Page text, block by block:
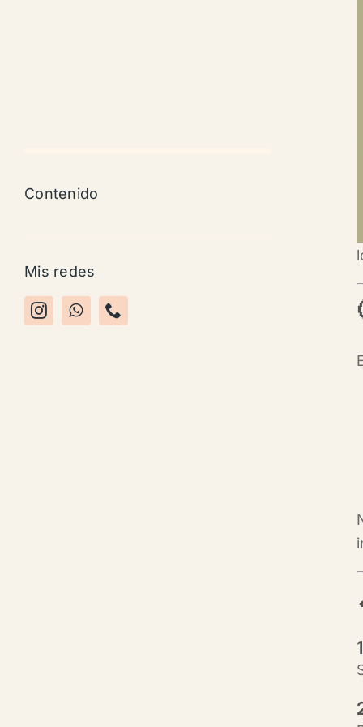
Contenido
Mis redes